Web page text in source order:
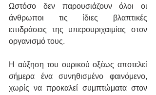
Ωστόσο δεν παρουσιάζουν όλοι οι
άνθρωποι τις ίδιες βλαπτικές
επιδράσεις της υπερουριχαιμίας στον
οργανισμό τους.
Η αύξηση του ουρικού οξέως αποτελεί
σήμερα ένα συνηθισμένο φαινόμενο,
χωρίς να προκαλεί συμπτώματα στον